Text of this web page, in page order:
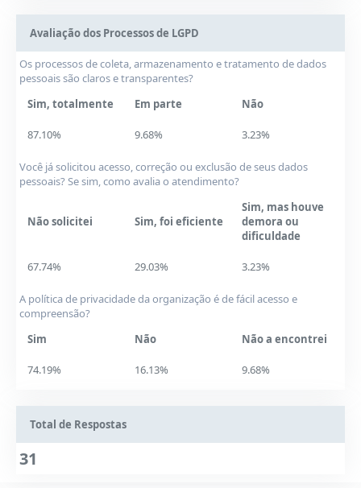
Avaliação dos Processos de LGPD
Os processos de coleta, armazenamento e tratamento de dados
pessoais são claros e transparentes?
Sim, totalmente
Em parte Não
87.10% 9.68% 3.23%
Você já solicitou acesso, correção ou exclusão de seus dados
pessoais? Se sim, como avalia o atendimento?
Não solicitei Sim, foi eficiente
Sim, mas houve
demora ou
dificuldade
67.74% 29.03% 3.23%
A política de privacidade da organização é de fácil acesso e
compreensão?
Sim
Não Não a encontrei
74.19% 16.13% 9.68%
Total de Respostas
31